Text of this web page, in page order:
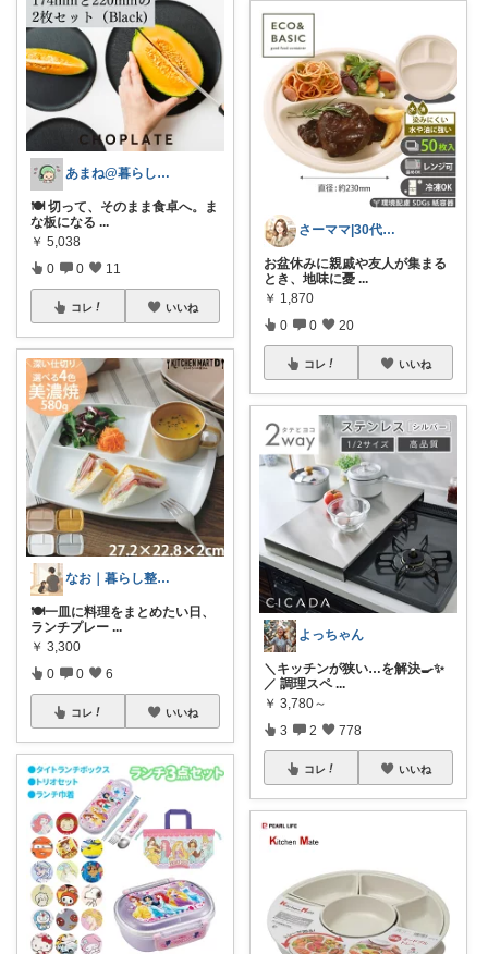
あまね@暮らしを整えるルーム
🍽️ 切って、そのまま食卓へ。ま
な板になる ...
￥ 5,038
0 0 11
コレ いいね
なお｜暮らし整えROOM｜犬もいます🐕
🍽️一皿に料理をまとめたい日、
ランチプレー ...
￥ 3,300
0 0 6
コレ いいね
さーママ|30代小2女児ママ🎀
お盆休みに親戚や友人が集まる
とき、地味に憂 ...
￥ 1,870
0 0 20
コレ いいね
よっちゃん
＼キッチンが狭い…を解決🍳✨
／ 調理スペ ...
￥ 3,780～
3 2 778
コレ いいね